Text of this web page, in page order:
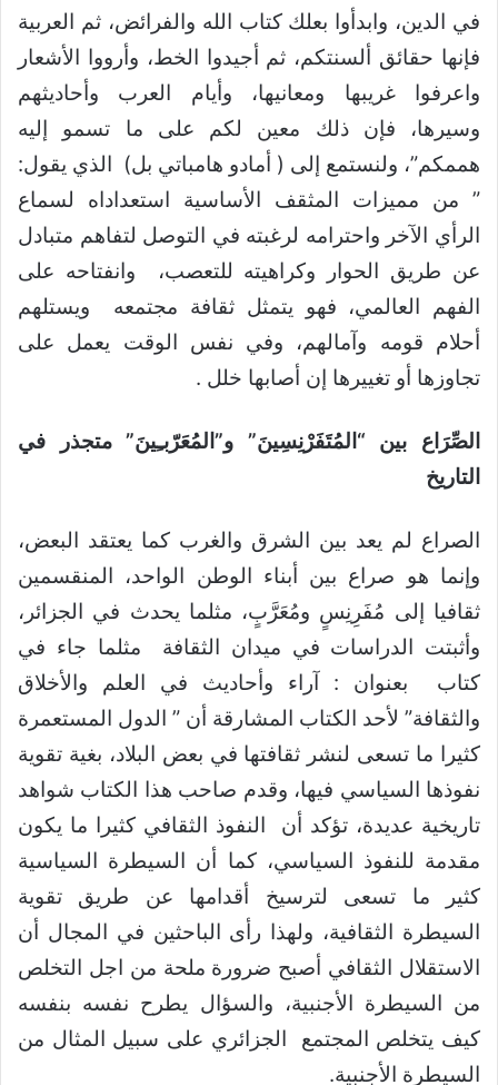
في الدين، وابدأوا بعلك كتاب الله والفرائض، ثم العربية
فإنها حقائق ألسنتكم، ثم أجيدوا الخط، وأرووا الأشعار
واعرفوا غريبها ومعانيها، وأيام العرب وأحاديثهم
وسيرها، فإن ذلك معين لكم على ما تسمو إليه
هممكم”، ولنستمع إلى ( أمادو هامباتي بل) الذي يقول:
” من مميزات المثقف الأساسية استعداداه لسماع
الرأي الآخر واحترامه لرغبته في التوصل لتفاهم متبادل
عن طريق الحوار وكراهيته للتعصب، وانفتاحه على
الفهم العالمي، فهو يتمثل ثقافة مجتمعه ويستلهم
أحلام قومه وآمالهم، وفي نفس الوقت يعمل على
تجاوزها أو تغييرها إن أصابها خلل .
الصِّرَاع بين “المُتَفَرْنِسِينَ” و”المُعَرّبـِينَ” متجذر في
التاريخ
الصراع لم يعد بين الشرق والغرب كما يعتقد البعض،
وإنما هو صراع بين أبناء الوطن الواحد، المنقسمين
ثقافيا إلى مُفَرِنِسٍ ومُعَرَّبٍ، مثلما يحدث في الجزائر،
وأثبتت الدراسات في ميدان الثقافة مثلما جاء في
كتاب بعنوان : آراء وأحاديث في العلم والأخلاق
والثقافة” لأحد الكتاب المشارقة أن ” الدول المستعمرة
كثيرا ما تسعى لنشر ثقافتها في بعض البلاد، بغية تقوية
نفوذها السياسي فيها، وقدم صاحب هذا الكتاب شواهد
تاريخية عديدة، تؤكد أن النفوذ الثقافي كثيرا ما يكون
مقدمة للنفوذ السياسي، كما أن السيطرة السياسية
كثير ما تسعى لترسيخ أقدامها عن طريق تقوية
السيطرة الثقافية، ولهذا رأى الباحثين في المجال أن
الاستقلال الثقافي أصبح ضرورة ملحة من اجل التخلص
من السيطرة الأجنبية، والسؤال يطرح نفسه بنفسه
كيف يتخلص المجتمع الجزائري على سبيل المثال من
السيطرة الأجنبية.